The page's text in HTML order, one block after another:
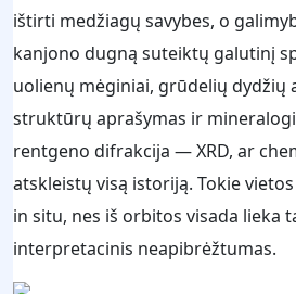
ištirti medžiagų savybes, o
kanjono dugną suteiktų galutinį
uolienų mėginiai, grūdelių dydžių
struktūrų aprašymas ir
rentgeno difrakcija — XRD, ar
atskleistų visą istoriją. Tokie
in situ, nes iš orbitos visada lieka
interpretacinis neapibrėžtumas.